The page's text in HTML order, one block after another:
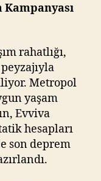
rahatlığı,
Metropol
yaşam
Evviva
hesapları
son deprem